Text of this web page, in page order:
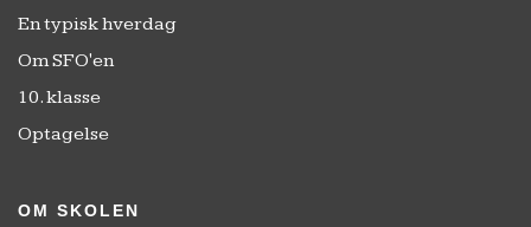
En typisk hverdag
Om SFO'en
10. klasse
Optagelse
OM SKOLEN